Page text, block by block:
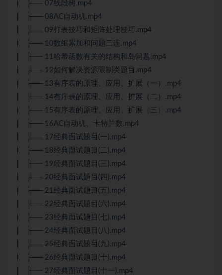
│ ├── 07线段树.mp4
│ ├── 08AC自动机.mp4
│ ├── 09打表技巧和矩阵处理技巧.mp4
│ ├── 10数组累加和问题三连.mp4
│ ├── 11哈希函数有关的结构和岛问题.mp4
│ ├── 12如何解决资源限制类题目.mp4
│ ├── 13有序表的原理、应用、扩展（一）.mp4
│ ├── 14有序表的原理、应用、扩展（二）.mp4
│ ├── 15有序表的原理、应用、扩展（三）.mp4
│ ├── 16AC自动机、卡特兰数.mp4
│ ├── 17经典面试题目(一).mp4
│ ├── 18经典面试题目(二).mp4
│ ├── 19经典面试题目(三).mp4
│ ├── 20经典面试题目(四).mp4
│ ├── 21经典面试题目(五).mp4
│ ├── 22经典面试题目(六).mp4
│ ├── 23经典面试题目(七).mp4
│ ├── 24经典面试题目(八).mp4
│ ├── 25经典面试题目(九).mp4
│ ├── 26经典面试题目(十).mp4
│ ├── 27经典面试题目(十一).mp4